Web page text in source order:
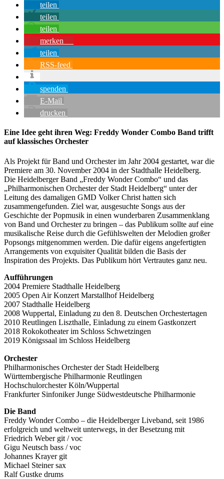
teilen
teilen
teilen
merken
teilen
RSS-feed
spenden
E-Mail
drucken
Eine Idee geht ihren Weg: Freddy Wonder Combo Band trifft
auf klassisches Orchester
Als Projekt für Band und Orchester im Jahr 2004 gestartet, war die
Premiere am 30. November 2004 in der Stadthalle Heidelberg.
Die Heidelberger Band „Freddy Wonder Combo“ und das
„Philharmonischen Orchester der Stadt Heidelberg“ unter der
Leitung des damaligen GMD Volker Christ hatten sich
zusammengefunden. Ziel war, ausgesuchte Songs aus der
Geschichte der Popmusik in einen wunderbaren Zusammenklang
von Band und Orchester zu bringen – das Publikum sollte auf eine
musikalische Reise durch die Gefühlswelten der Melodien großer
Popsongs mitgenommen werden. Die dafür eigens angefertigten
Arrangements von exquisiter Qualität bilden die Basis der
Inspiration des Projekts. Das Publikum hört Vertrautes ganz neu.
Aufführungen
2004 Premiere Stadthalle Heidelberg
2005 Open Air Konzert Marstallhof Heidelberg
2007 Stadthalle Heidelberg
2008 Wuppertal, Einladung zu den 8. Deutschen Orchestertagen
2010 Reutlingen Liszthalle, Einladung zu einem Gastkonzert
2018 Rokokotheater im Schloss Schwetzingen
2019 Königssaal im Schloss Heidelberg
Orchester
Philharmonisches Orchester der Stadt Heidelberg
Württembergische Philharmonie Reutlingen
Hochschulorchester Köln/Wuppertal
Frankfurter Sinfoniker Junge Südwestdeutsche Philharmonie
Die Band
Freddy Wonder Combo – die Heidelberger Liveband, seit 1986
erfolgreich und weltweit unterwegs, in der Besetzung mit
Friedrich Weber git / voc
Gigu Neutsch bass / voc
Johannes Krayer git
Michael Steiner sax
Ralf Gustke drums